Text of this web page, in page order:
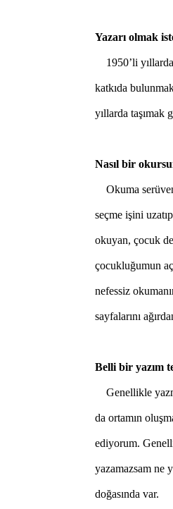
Yazarı olmak
1950’li
katkıda
yıllarda taşımak
Nasıl bir
Okuma
seçme işini
okuyan, çocuk
çocukluğumun
nefessiz
sayfalarını
Belli bir yazım
Genellikle
da ortamın
ediyorum.
yazamazsam ne
doğasında var.